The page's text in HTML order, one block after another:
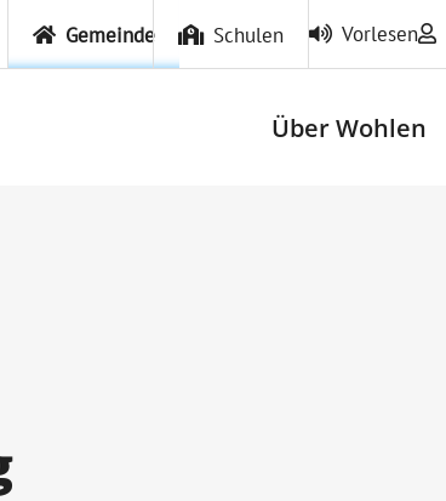
Gemeinde Schulen Vorlesen
Über Wohlen